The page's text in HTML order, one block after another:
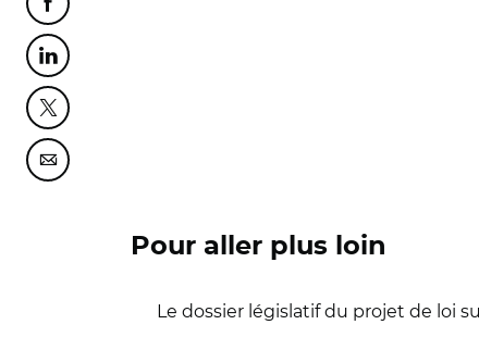
Partager cette page sur Facebook
Partager cette page sur Linkedin
Partager cette page sur Twitter
Partager cette page sur Courriel
Pour aller plus loin
Le dossier législatif du projet de loi